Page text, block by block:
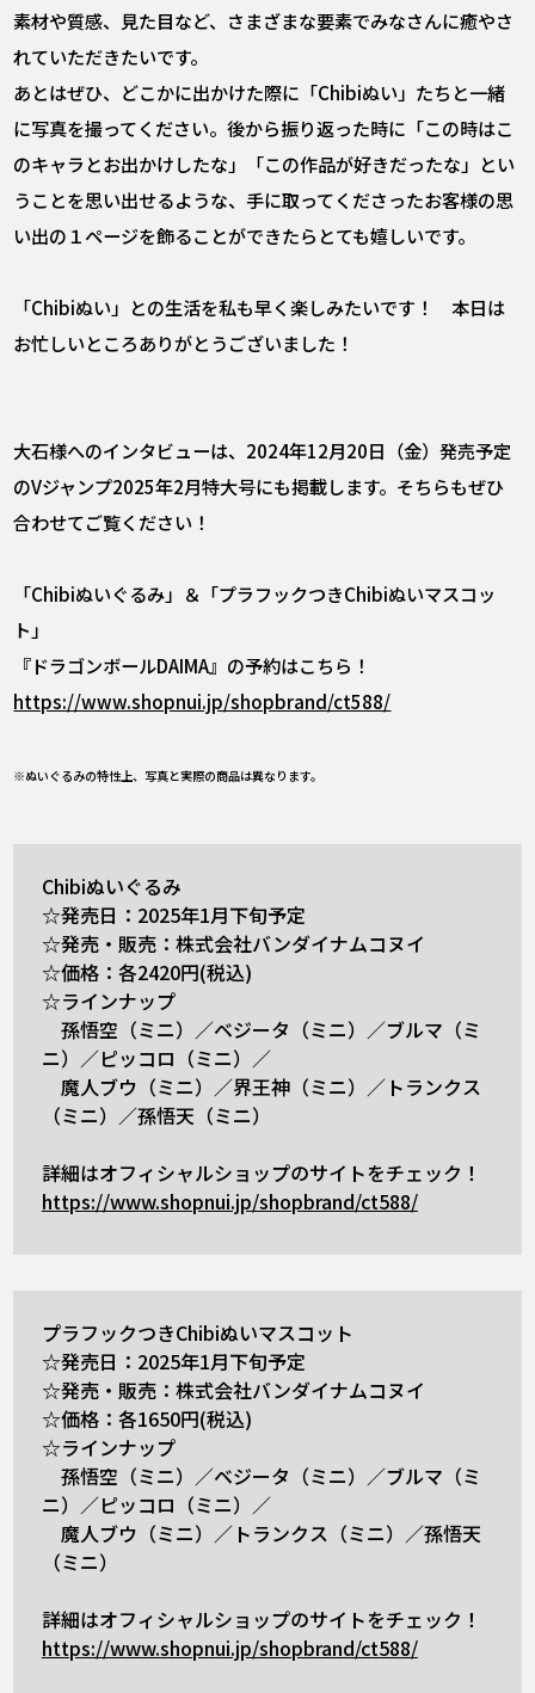
素材や質感、見た目など、さまざまな要素でみなさんに癒やさ
れていただきたいです。
あとはぜひ、どこかに出かけた際に「Chibiぬい」たちと一緒
に写真を撮ってください。後から振り返った時に「この時はこ
のキャラとお出かけしたな」「この作品が好きだったな」とい
うことを思い出せるような、手に取ってくださったお客様の思
い出の１ページを飾ることができたらとても嬉しいです。
――「Chibiぬい」との生活を私も早く楽しみたいです！ 本日は
お忙しいところありがとうございました！
大石様へのインタビューは、2024年12月20日（金）発売予定
のVジャンプ2025年2月特大号にも掲載します。そちらもぜひ
合わせてご覧ください！
「Chibiぬいぐるみ」＆「プラフックつきChibiぬいマスコッ
ト」
『ドラゴンボールDAIMA』の予約はこちら！
https://www.shopnui.jp/shopbrand/ct588/
※ぬいぐるみの特性上、写真と実際の商品は異なります。
Chibiぬいぐるみ
☆発売日：2025年1月下旬予定
☆発売・販売：株式会社バンダイナムコヌイ
☆価格：各2420円(税込)
☆ラインナップ
孫悟空（ミニ）／ベジータ（ミニ）／ブルマ（ミ
ニ）／ピッコロ（ミニ）／
魔人ブウ（ミニ）／界王神（ミニ）／トランクス
（ミニ）／孫悟天（ミニ）
詳細はオフィシャルショップのサイトをチェック！
https://www.shopnui.jp/shopbrand/ct588/
プラフックつきChibiぬいマスコット
☆発売日：2025年1月下旬予定
☆発売・販売：株式会社バンダイナムコヌイ
☆価格：各1650円(税込)
☆ラインナップ
孫悟空（ミニ）／ベジータ（ミニ）／ブルマ（ミ
ニ）／ピッコロ（ミニ）／
魔人ブウ（ミニ）／トランクス（ミニ）／孫悟天
（ミニ）
詳細はオフィシャルショップのサイトをチェック！
https://www.shopnui.jp/shopbrand/ct588/